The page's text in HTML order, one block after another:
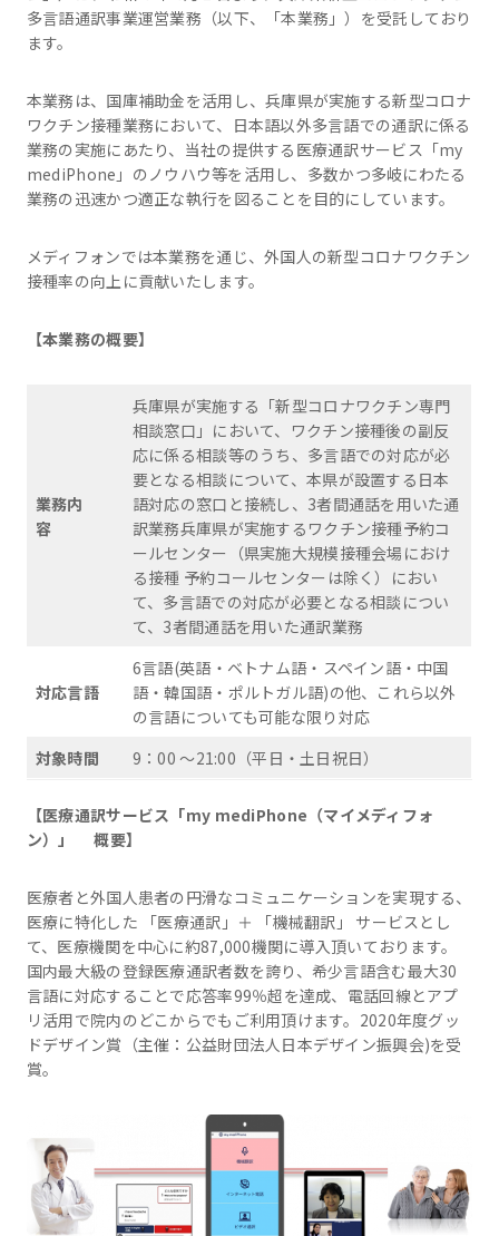
多言語通訳事業運営業務（以下、「本業務」）を受託しており
ます。
本業務は、国庫補助金を活用し、兵庫県が実施する新型コロナ
ワクチン接種業務において、日本語以外多言語での通訳に係る
業務の実施にあたり、当社の提供する医療通訳サービス「my
mediPhone」のノウハウ等を活用し、多数かつ多岐にわたる
業務の迅速かつ適正な執行を図ることを目的にしています。
メディフォンでは本業務を通じ、外国人の新型コロナワクチン
接種率の向上に貢献いたします。
【本業務の概要】
業務内
容
兵庫県が実施する「新型コロナワクチン専門
相談窓口」において、ワクチン接種後の副反
応に係る相談等のうち、多言語での対応が必
要となる相談について、本県が設置する日本
語対応の窓口と接続し、3者間通話を用いた通
訳業務兵庫県が実施するワクチン接種予約コ
ールセンター（県実施大規模接種会場におけ
る接種 予約コールセンターは除く）におい
て、多言語での対応が必要となる相談につい
て、3者間通話を用いた通訳業務
対応言語
6言語(英語・ベトナム語・スペイン語・中国
語・韓国語・ポルトガル語)の他、これら以外
の言語についても可能な限り対応
対象時間
9：00 ～21:00（平日・土日祝日）
【医療通訳サービス「my mediPhone （マイメディフォ
ン）」
概要】
医療者と外国人患者の円滑なコミュニケーションを実現する、
医療に特化した 「医療通訳」＋ 「機械翻訳」 サービスとし
て、医療機関を中心に約87,000機関に導入頂いております。
国内最大級の登録医療通訳者数を誇り、希少言語含む最大30
言語に対応することで応答率99％超を達成、電話回線とアプ
リ活用で院内のどこからでもご利用頂けます。2020年度グッ
ドデザイン賞（主催：公益財団法人日本デザイン振興会)を受
賞。